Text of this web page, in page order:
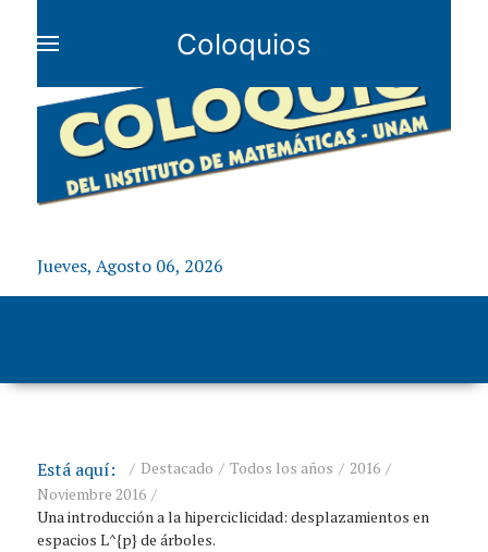
Jueves, Agosto 06, 2026
Coloquios
Está aquí: Destacado Todos los años
2016
Noviembre 2016
Una introducción a la hiperciclicidad: desplazamientos en
espacios L^{p} de árboles.